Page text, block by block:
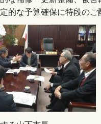
的な予算確保に特段の